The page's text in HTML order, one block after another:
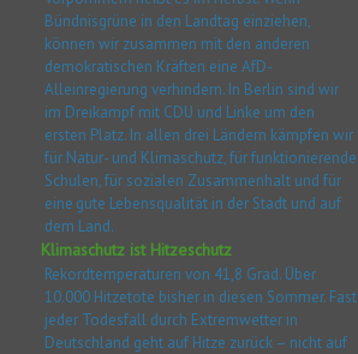
Bündnisgrüne in den Landtag einziehen,
können wir zusammen mit den anderen
demokratischen Kräften eine AfD-
Alleinregierung verhindern. In Berlin sind wir
im Dreikampf mit CDU und Linke um den
ersten Platz. In allen drei Ländern kämpfen wir
für Natur- und Klimaschutz, für funktionierende
Schulen, für sozialen Zusammenhalt und für
eine gute Lebensqualität in der Stadt und auf
dem Land.
Klimaschutz ist Hitzeschutz
Rekordtemperaturen von 41,8 Grad. Über
10.000 Hitzetote bisher in diesen Sommer. Fast
jeder Todesfall durch Extremwetter in
Deutschland geht auf Hitze zurück – nicht auf